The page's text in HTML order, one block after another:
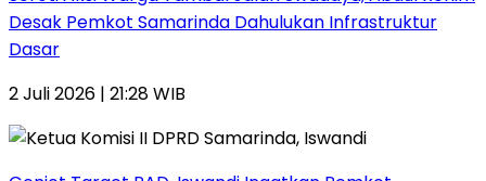
Desak Pemkot Samarinda Dahulukan Infrastruktur
Dasar
2 Juli 2026 | 21:28 WIB